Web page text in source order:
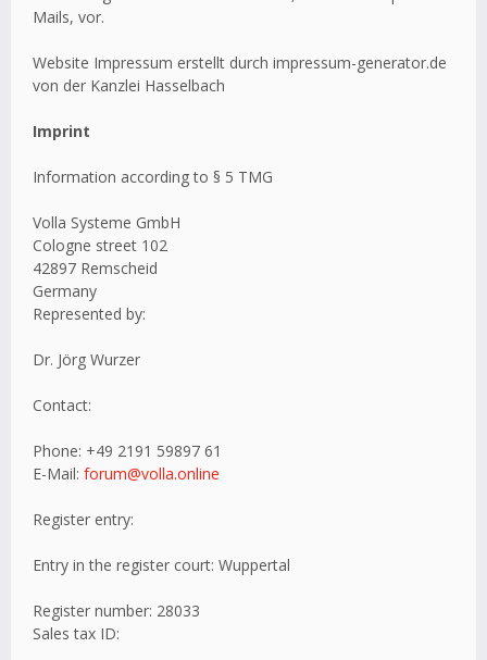
Mails, vor.
Website Impressum erstellt durch impressum-generator.de
von der Kanzlei Hasselbach
Imprint
Information according to § 5 TMG
Volla Systeme GmbH
Cologne street 102
42897 Remscheid
Germany
Represented by:
Dr. Jörg Wurzer
Contact:
Phone: +49 2191 59897 61
E-Mail: forum@volla.online
Register entry:
Entry in the register court: Wuppertal
Register number: 28033
Sales tax ID: